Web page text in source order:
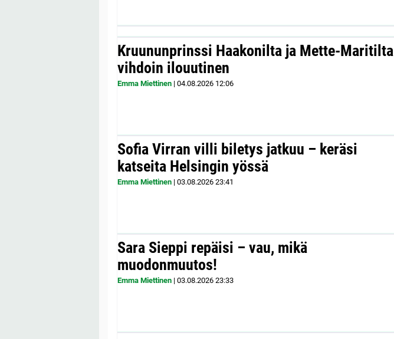
Kruununprinssi Haakonilta ja Mette-Maritilta
vihdoin ilouutinen
Emma Miettinen | 04.08.2026 12:06
Sofia Virran villi biletys jatkuu – keräsi
katseita Helsingin yössä
Emma Miettinen | 03.08.2026 23:41
Sara Sieppi repäisi – vau, mikä
muodonmuutos!
Emma Miettinen | 03.08.2026 23:33